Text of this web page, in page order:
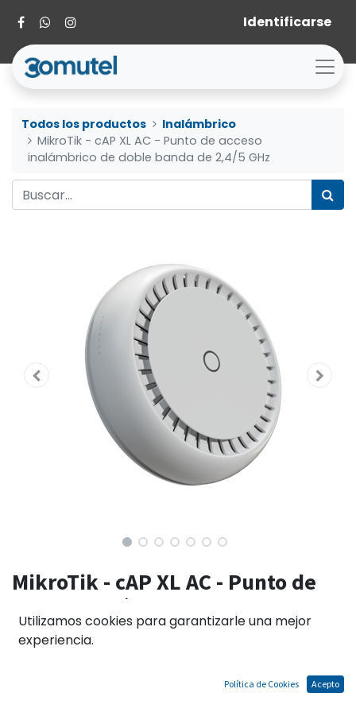
Identificarse
Todos los productos
Inalámbrico
MikroTik - cAP XL AC - Punto de acceso
inalámbrico de doble banda de 2,4/5 GHz
MikroTik - cAP XL AC - Punto de
acceso inalámbrico de doble
banda de 2,4/5 GHz
Utilizamos cookies para garantizarle una mejor
experiencia.
Política de Cookies Acepto